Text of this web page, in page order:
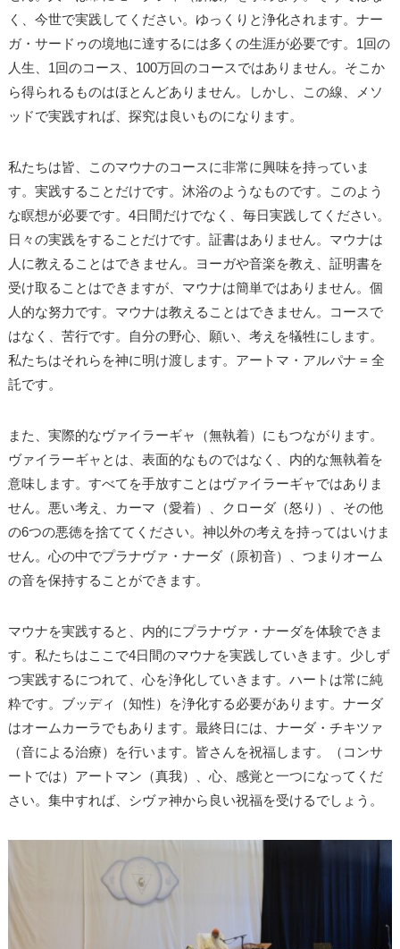
く、今世で実践してください。ゆっくりと浄化されます。ナー
ガ・サードゥの境地に達するには多くの生涯が必要です。1回の
人生、1回のコース、100万回のコースではありません。そこか
ら得られるものはほとんどありません。しかし、この線、メソ
ッドで実践すれば、探究は良いものになります。
私たちは皆、このマウナのコースに非常に興味を持っていま
す。実践することだけです。沐浴のようなものです。このよう
な瞑想が必要です。4日間だけでなく、毎日実践してください。
日々の実践をすることだけです。証書はありません。マウナは
人に教えることはできません。ヨーガや音楽を教え、証明書を
受け取ることはできますが、マウナは簡単ではありません。個
人的な努力です。マウナは教えることはできません。コースで
はなく、苦行です。自分の野心、願い、考えを犠牲にします。
私たちはそれらを神に明け渡します。アートマ・アルパナ = 全
託です。
また、実際的なヴァイラーギャ（無執着）にもつながります。
ヴァイラーギャとは、表面的なものではなく、内的な無執着を
意味します。すべてを手放すことはヴァイラーギャではありま
せん。悪い考え、カーマ（愛着）、クローダ（怒り）、その他
の6つの悪徳を捨ててください。神以外の考えを持ってはいけま
せん。心の中でプラナヴァ・ナーダ（原初音）、つまりオーム
の音を保持することができます。
マウナを実践すると、内的にプラナヴァ・ナーダを体験できま
す。私たちはここで4日間のマウナを実践していきます。少しず
つ実践するにつれて、心を浄化していきます。ハートは常に純
粋です。ブッディ（知性）を浄化する必要があります。ナーダ
はオームカーラでもあります。最終日には、ナーダ・チキツァ
（音による治療）を行います。皆さんを祝福します。（コンサ
ートでは）アートマン（真我）、心、感覚と一つになってくだ
さい。集中すれば、シヴァ神から良い祝福を受けるでしょう。